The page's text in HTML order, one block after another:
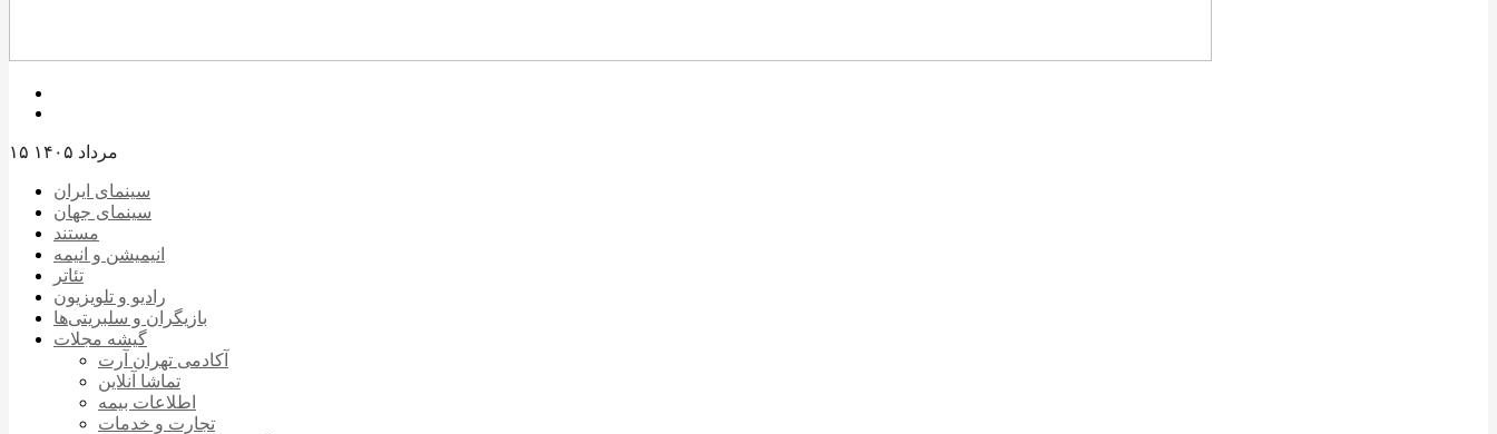
۱۵ مرداد ۱۴۰۵
سینمای ایران
سینمای جهان
مستند
انیمیشن و انیمه
تئاتر
رادیو و تلویزیون
بازیگران و سلبریتی‌ها
گیشه مجلات
آکادمی تهران آرت
تماشا آنلاین
اطلاعات بیمه
تجارت و خدمات